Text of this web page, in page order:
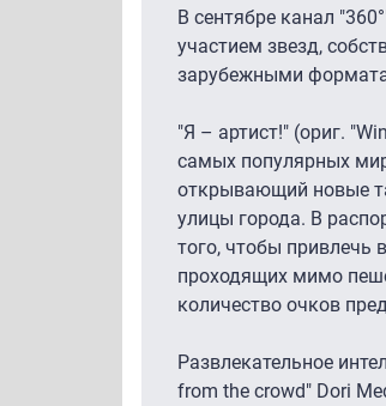
В сентябре канал
участием звезд,
зарубежными
"Я – артист!" (ориг.
самых популярных
открывающий новые
улицы города. В
того, чтобы привлечь
проходящих мимо
количество очков
Развлекательное
from the crowd" Dori